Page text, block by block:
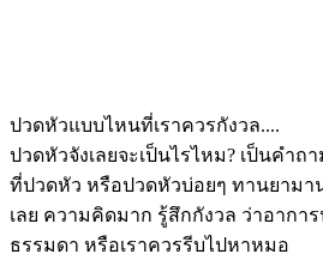
ปวดหัวแบบไหนที่เราควรกังวล....
ปวดหัวจังเลยจะเป็นไรไหม? เป็นคำถ
ที่ปวดหัว หรือปวดหัวบ่อยๆ ทานยาม
เลย ความคิดมาก รู้สึกกังวล ว่าอาการ
ธรรมดา หรือเราควรรีบไปหาหมอ